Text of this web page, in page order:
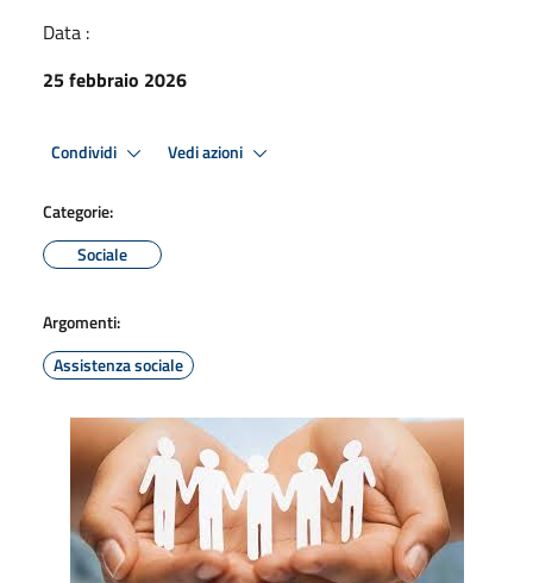
Data :
25 febbraio 2026
Condividi Vedi azioni
Categorie:
Sociale
Argomenti:
Assistenza sociale